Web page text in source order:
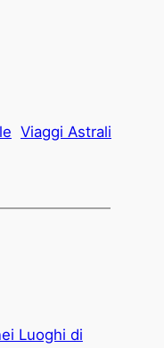
Viaggi Astrali
Luoghi di